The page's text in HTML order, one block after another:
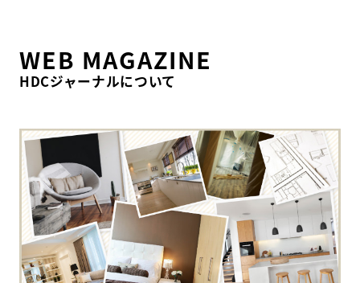
WEB MAGAZINE
HDCジャーナルについて